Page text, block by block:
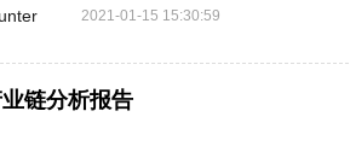
2021-01-15 15:30:59
链分析报告